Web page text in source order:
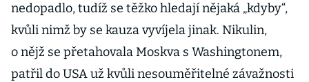
nedopadlo, tudíž se těžko hledají nějaká „kdyby“,
kvůli nimž by se kauza vyvíjela jinak. Nikulin,
o nějž se přetahovala Moskva s Washingtonem,
patřil do USA už kvůli nesouměřitelné závažnosti